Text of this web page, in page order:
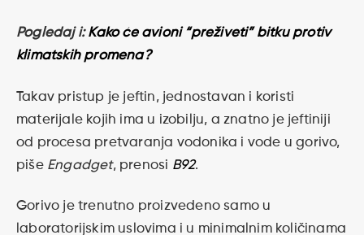
Pogledaj i:Kako će avioni “preživeti” bitku protiv
klimatskih promena?
Takav pristup je jeftin, jednostavan i koristi
materijale kojih ima u izobilju, a znatno je jeftiniji
od procesa pretvaranja vodonika i vode u gorivo,
piše Engadget, prenosi B92.
Gorivo je trenutno proizvedeno samo u
laboratorijskim uslovima i u minimalnim količinama